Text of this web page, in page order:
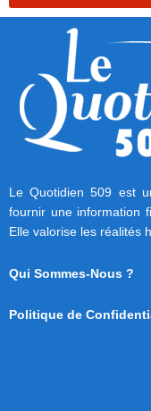
Le Quotidien 509 est
fournir une information
Elle valorise les réalités
Qui Sommes-Nous ?
Politique de